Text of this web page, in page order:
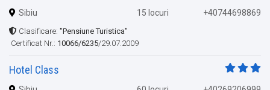
Sibiu 15 locuri +40744698869
Clasificare: "Pensiune Turistica"
Certificat Nr.: 10066/6235/29.07.2009
Hotel Class